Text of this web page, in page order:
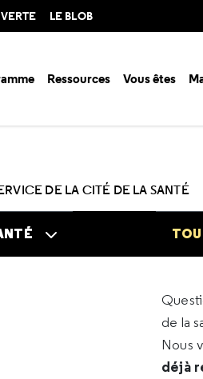
LE BLOB
Ressources Vous êtes
DE LA CITÉ DE LA SANTÉ
de la
Nous
déjà